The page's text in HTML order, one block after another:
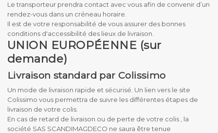
Le transporteur prendra contact avec vous afin de convenir d’un
rendez-vous dans un créneau horaire.
Il est de votre responsabilité de vous assurer des bonnes
conditions d'accessibilité des lieux de livraison.
UNION EUROPÉENNE (sur
demande)
Livraison standard par Colissimo
Un mode de livraison rapide et sécurisé. Un lien vers le site
Colissimo vous permettra de suivre les différentes étapes de
livraison de votre colis.
En cas de retard de livraison ou de perte de votre colis , la
société SAS SCANDIMAGDECO ne saura être tenue